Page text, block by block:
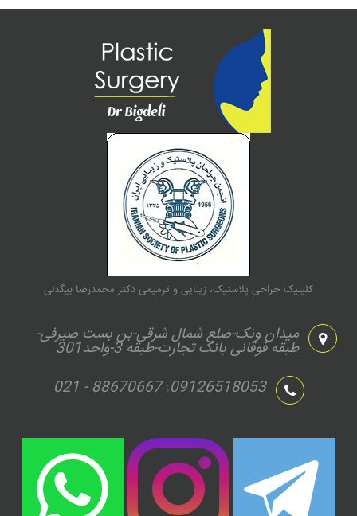
کلینیک جراحی پلاستیک، زیبایی و ترمیمی دکتر محمدرضا بیگدلی
میدان ونک-ضلع شمال شرقی-بن بست صیرفی-
طبقه فوقانی بانک تجارت-طبقه 3-واحد301
09126518053
;
021 - 88670667